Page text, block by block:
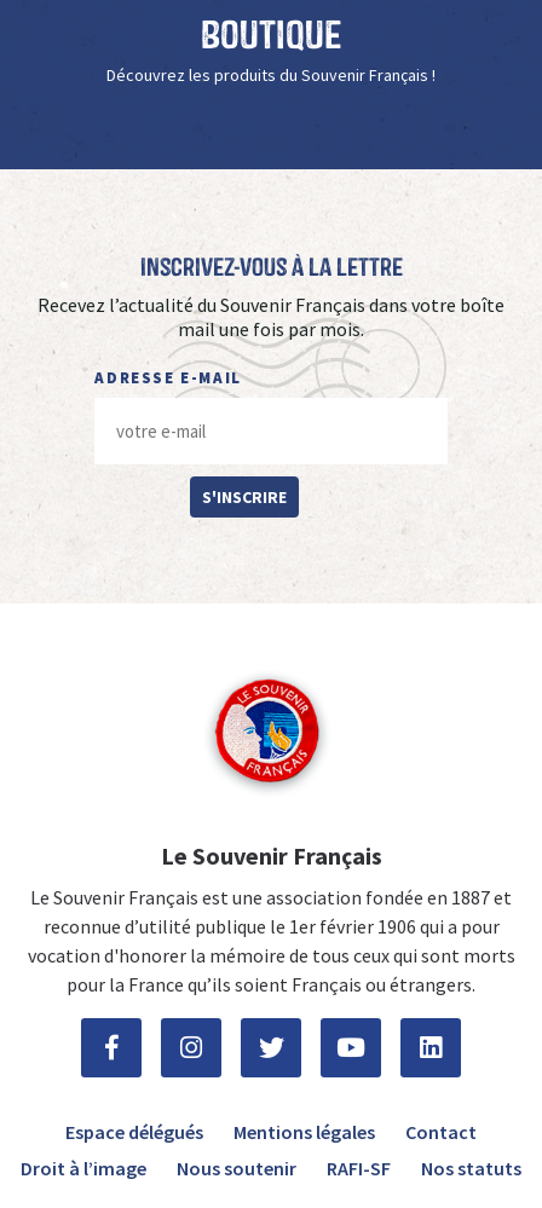
Boutique
Découvrez les produits du Souvenir Français !
Inscrivez-vous à La Lettre
Recevez l’actualité du Souvenir Français dans votre boîte
mail une fois par mois.
ADRESSE E-MAIL
S'INSCRIRE
Le Souvenir Français
Le Souvenir Français est une association fondée en 1887 et
reconnue d’utilité publique le 1er février 1906 qui a pour
vocation d'honorer la mémoire de tous ceux qui sont morts
pour la France qu’ils soient Français ou étrangers.
Espace délégués Mentions légales
Contact
Droit à l’image
Nous soutenir RAFI-SF Nos statuts